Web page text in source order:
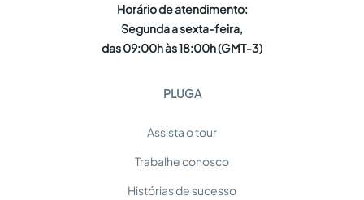
Horário de atendimento:
Segunda a sexta-feira,
das 09:00h às 18:00h (GMT-3)
PLUGA
Assista o tour
Trabalhe conosco
Histórias de sucesso